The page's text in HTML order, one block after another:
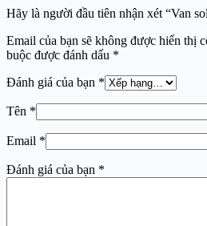
Hãy là người đầu tiên nhận xét “Van
Email của bạn sẽ không được hiển thị
buộc được đánh dấu *
Đánh giá của bạn *
Tên *
Email *
Đánh giá của bạn *